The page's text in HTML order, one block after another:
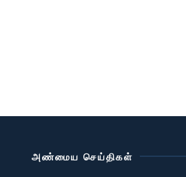
அண்மைய செய்திகள்